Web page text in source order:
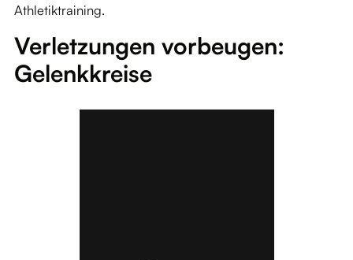
Athletiktraining.
Verletzungen vorbeugen:
Gelenkkreise